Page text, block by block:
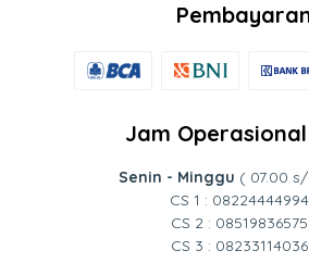
Jam
Senin - Minggu ( 07.00
CS 1 :
CS 2 :
CS 3 :